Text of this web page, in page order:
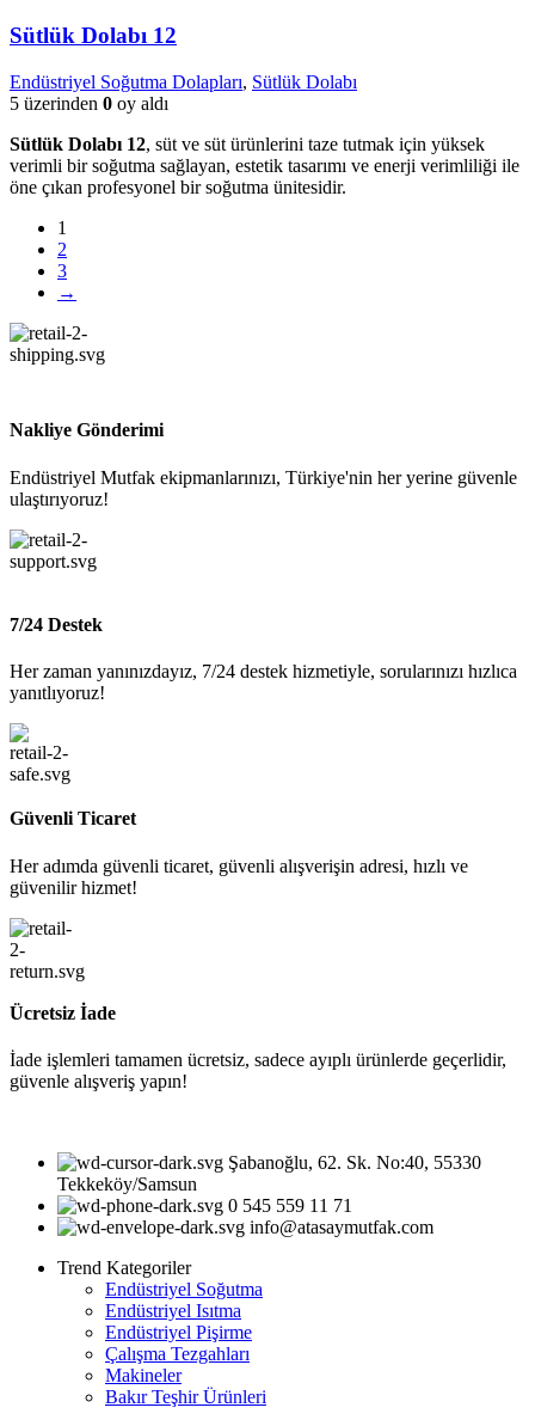
Sütlük Dolabı 12
Endüstriyel Soğutma Dolapları, Sütlük Dolabı
5 üzerinden 0 oy aldı
Sütlük Dolabı 12, süt ve süt ürünlerini taze tutmak için yüksek
verimli bir soğutma sağlayan, estetik tasarımı ve enerji verimliliği ile
öne çıkan profesyonel bir soğutma ünitesidir.
1
2
3
→
Nakliye Gönderimi
Endüstriyel Mutfak ekipmanlarınızı, Türkiye'nin her yerine güvenle
ulaştırıyoruz!
7/24 Destek
Her zaman yanınızdayız, 7/24 destek hizmetiyle, sorularınızı hızlıca
yanıtlıyoruz!
Güvenli Ticaret
Her adımda güvenli ticaret, güvenli alışverişin adresi, hızlı ve
güvenilir hizmet!
Ücretsiz İade
İade işlemleri tamamen ücretsiz, sadece ayıplı ürünlerde geçerlidir,
güvenle alışveriş yapın!
Şabanoğlu, 62. Sk. No:40, 55330
Tekkeköy/Samsun
0 545 559 11 71
info@atasaymutfak.com
Trend Kategoriler
Endüstriyel Soğutma
Endüstriyel Isıtma
Endüstriyel Pişirme
Çalışma Tezgahları
Makineler
Bakır Teşhir Ürünleri